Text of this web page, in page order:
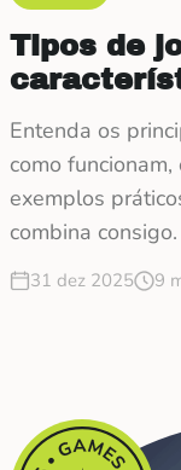
Tipos de
Entenda os
como
exemplos
combina consigo.
31 dez 2025 9